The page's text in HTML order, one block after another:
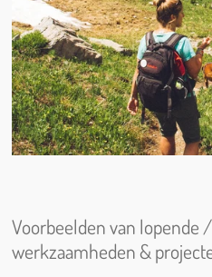
Voorbeelden van lopende
werkzaamheden &